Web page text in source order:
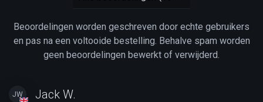
Beoordelingen worden geschreven door echte gebruikers
en pas na een voltooide bestelling. Behalve spam worden
geen beoordelingen bewerkt of verwijderd.
JW Jack W.